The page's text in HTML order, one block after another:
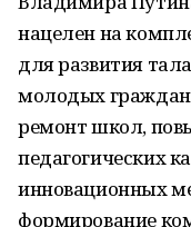
нацелен на
для развития
молодых
ремонт школ,
педагогических
инновационных
формирование